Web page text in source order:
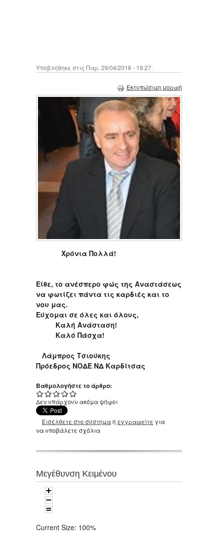
Υποβλήθηκε στις Παρ, 29/04/2016 - 19:27.
Εκτυπώσιμη μορφή
Χρόνια Πολλά!
Είθε, το ανέσπερο φώς της Αναστάσεως
να φωτίζει πάντα τις καρδιές και το
νου μας.
Εύχομαι σε όλες και όλους,
Καλή Ανάσταση!
Καλό Πάσχα!
Λάμπρος Τσιούκης
Πρόεδρος ΝΟΔΕ ΝΔ Καρδίτσας
Βαθμολογήστε το άρθρο:
Δεν υπάρχουν ακόμα ψήφοι
Εισέλθετε στο σύστημαή εγγραφείτε για
να υποβάλετε σχόλια
Μεγέθυνση Κειμένου
Current Size: 100%